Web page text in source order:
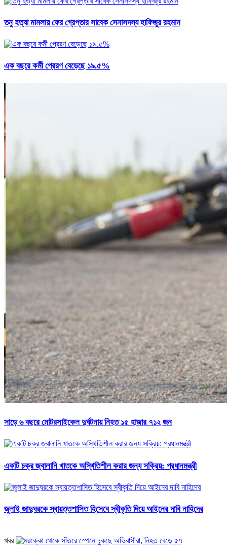
তনু হত্যা মামলায় ফের গ্রেপ্তার সাবেক সেনাসদস্য হাফিজুর রহমান
এক বছরে কর্মী প্রেরণ বেড়েছে ১৯.৫%
সাড়ে ৬ বছরে মোটরসাইকেল দুর্ঘটনায় নিহত ১৫ হাজার ৭১২ জন
একটি চক্র জ্বালানি খাতকে অস্থিতিশীল করার জন্য সক্রিয়: প্রধানমন্ত্রী
জুলাই জাদুঘরকে স্বায়ত্তশাসিত হিসেবে স্বীকৃতি দিয়ে আইনের দাবি নাহিদের
খবর